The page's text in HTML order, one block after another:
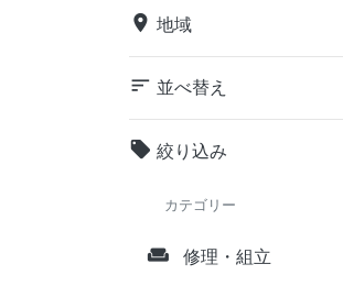
place 地域
sort 並べ替え
local_offer 絞り込み
カテゴリー
weekend 修理・組立